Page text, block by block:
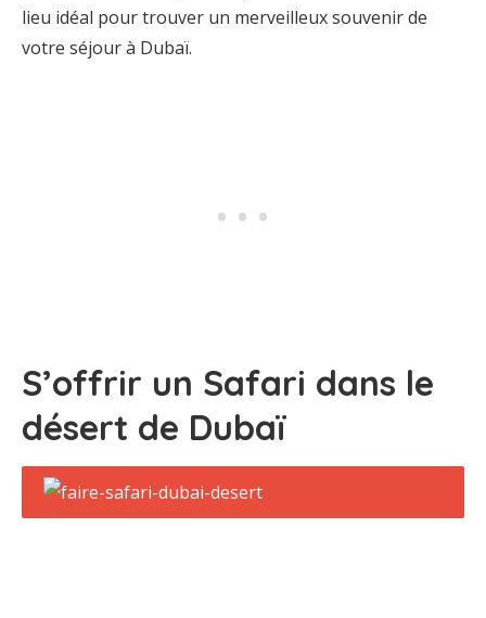
lieu idéal pour trouver un merveilleux souvenir de
votre séjour à Dubaï.
S’offrir un Safari dans le
désert de Dubaï